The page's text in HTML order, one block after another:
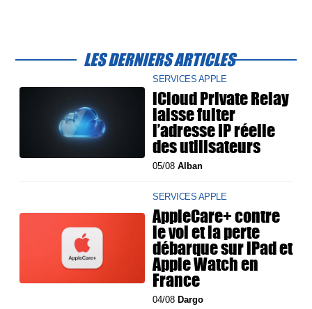
LES DERNIERS ARTICLES
SERVICES APPLE
iCloud Private Relay
laisse fuiter
l’adresse IP réelle
des utilisateurs
05/08Alban
SERVICES APPLE
AppleCare+ contre
le vol et la perte
débarque sur iPad et
Apple Watch en
France
04/08 Dargo